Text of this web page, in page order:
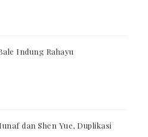
Indung Rahayu
dan Shen Yue, Duplikasi